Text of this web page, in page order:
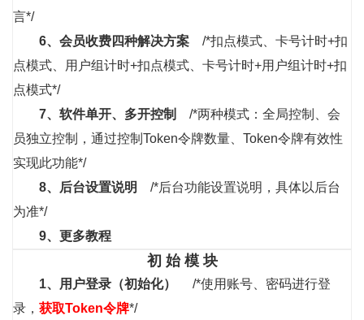
言*/
6、 会员收费四种解决方案
/*扣点模式、卡号计时+扣
点模式、用户组计时+扣点模式、卡号计时+用户组计时+扣
点模式*/
7、 软件单开、多开控制
/*两种模式：全局控制、会
员独立控制，通过控制Token令牌数量、Token令牌有效性
实现此功能*/
8、
后台设置说明
/*后台功能设置说明，具体以后台
为准*/
9、 更多教程
初 始 模 块
1、 用户登录（初始化）
/*使用账号、密码进行登
录， 获取Token令牌*/